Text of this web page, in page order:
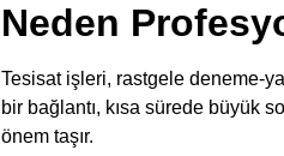
Neden
Tesisat işleri, rastgele deneme-
bir bağlantı, kısa sürede büyük
önem taşır.